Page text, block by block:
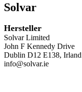
Solvar
Hersteller
Solvar Limited
John F Kennedy Drive
Dublin D12 E138, Irland
info@solvar.ie